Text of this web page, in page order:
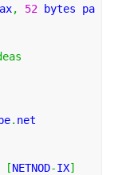
, 52 bytes pa
. net
[NETNOD-IX]